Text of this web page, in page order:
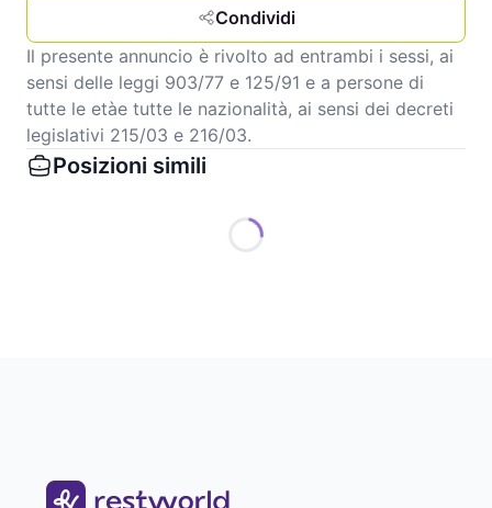
Condividi
Il presente annuncio è rivolto ad entrambi i sessi, ai
sensi delle leggi 903/77 e 125/91 e a persone di
tutte le etàe tutte le nazionalità, ai sensi dei decreti
legislativi 215/03 e 216/03.
Posizioni simili